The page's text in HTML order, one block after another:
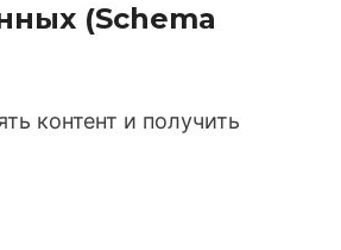
(Schema
контент и получить